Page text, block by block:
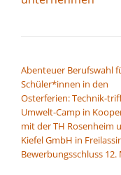
Abenteuer Berufswahl
Schüler*innen in den
Osterferien: Technik-
Umwelt-Camp in
mit der TH Rosenheim
Kiefel GmbH in
Bewerbungsschluss 12.